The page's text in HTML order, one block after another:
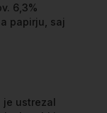
6,3%
papirju, saj
je ustrezal